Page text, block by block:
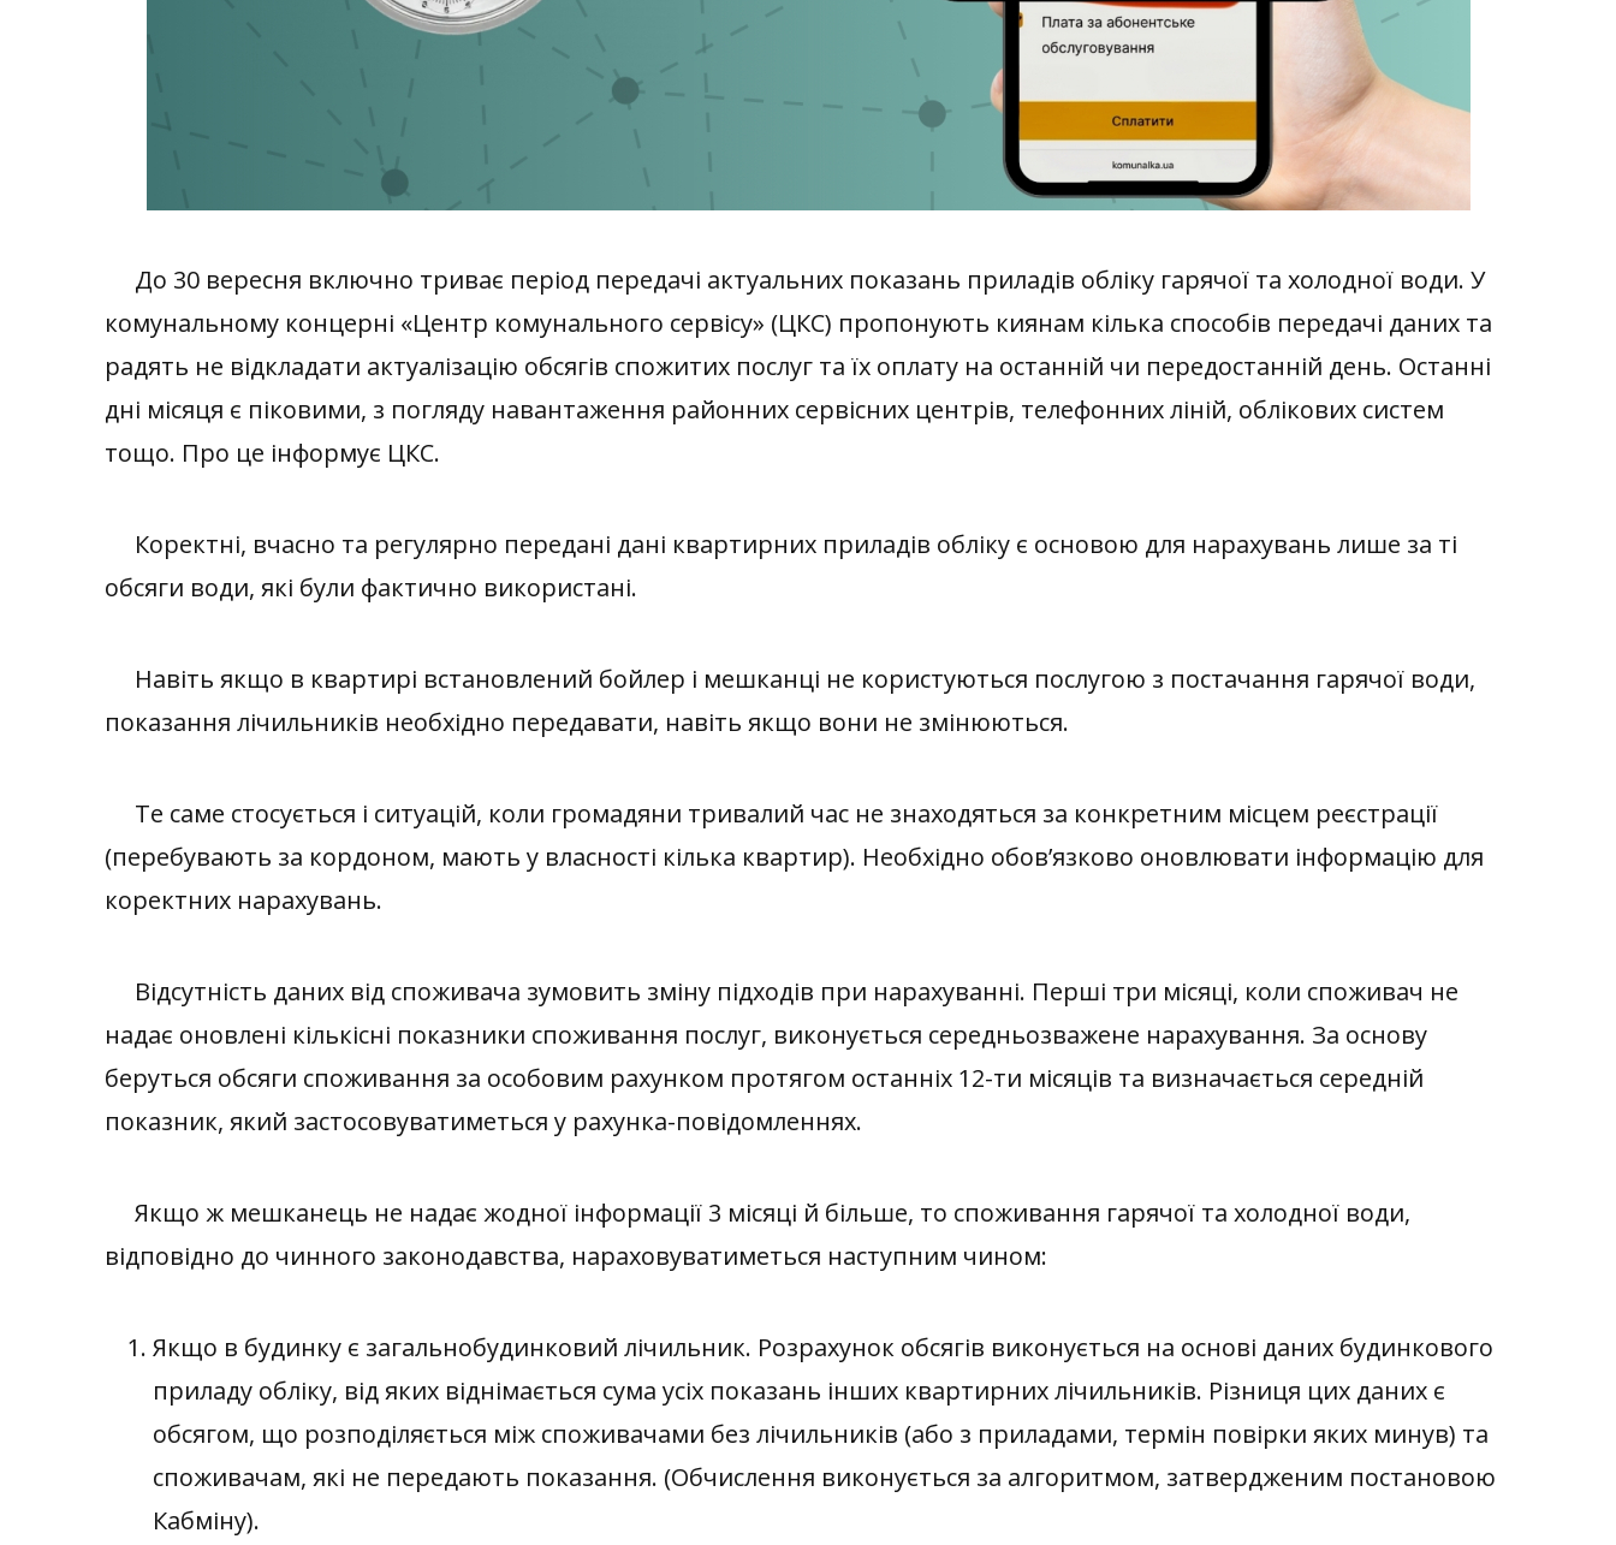
До 30 вересня включно триває період передачі актуальних показань приладів обліку гарячої та холодної води. У
комунальному концерні «Центр комунального сервісу» (ЦКС) пропонують киянам кілька способів передачі даних та
радять не відкладати актуалізацію обсягів спожитих послуг та їх оплату на останній чи передостанній день. Останні
дні місяця є піковими, з погляду навантаження районних сервісних центрів, телефонних ліній, облікових систем
тощо. Про це інформує ЦКС.
Коректні, вчасно та регулярно передані дані квартирних приладів обліку є основою для нарахувань лише за ті
обсяги води, які були фактично використані.
Навіть якщо в квартирі встановлений бойлер і мешканці не користуються послугою з постачання гарячої води,
показання лічильників необхідно передавати, навіть якщо вони не змінюються.
Те саме стосується і ситуацій, коли громадяни тривалий час не знаходяться за конкретним місцем реєстрації
(перебувають за кордоном, мають у власності кілька квартир). Необхідно обов’язково оновлювати інформацію для
коректних нарахувань.
Відсутність даних від споживача зумовить зміну підходів при нарахуванні. Перші три місяці, коли споживач не
надає оновлені кількісні показники споживання послуг, виконується середньозважене нарахування. За основу
беруться обсяги споживання за особовим рахунком протягом останніх 12-ти місяців та визначається середній
показник, який застосовуватиметься у рахунка-повідомленнях.
Якщо ж мешканець не надає жодної інформації 3 місяці й більше, то споживання гарячої та холодної води,
відповідно до чинного законодавства, нараховуватиметься наступним чином:
Якщо в будинку є загальнобудинковий лічильник. Розрахунок обсягів виконується на основі даних будинкового
приладу обліку, від яких віднімається сума усіх показань інших квартирних лічильників. Різниця цих даних є
обсягом, що розподіляється між споживачами без лічильників (або з приладами, термін повірки яких минув) та
споживачам, які не передають показання. (Обчислення виконується за алгоритмом, затвердженим постановою
Кабміну).